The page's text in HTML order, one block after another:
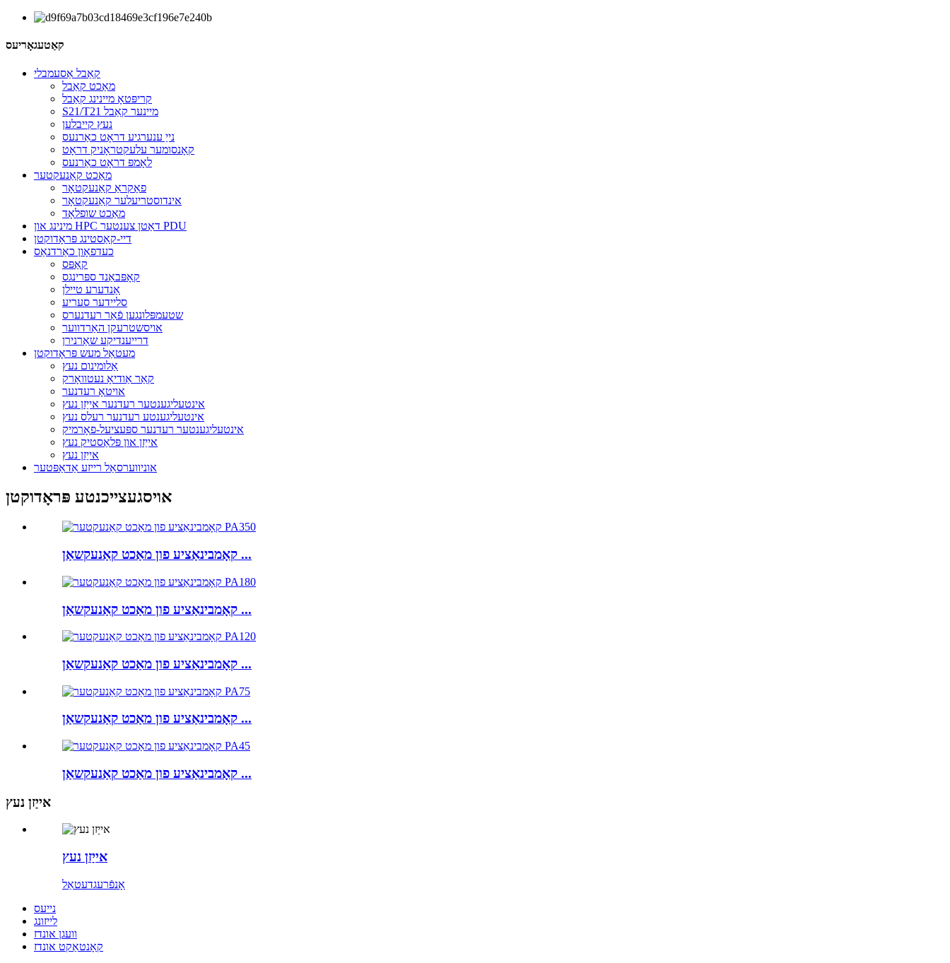
קאַטעגאָריעס
קאַבל אַסעמבלי
מאַכט קאַבל
קריפּטאָ מיינינג קאַבל
S21/T21 מיינער קאַבל
נעץ קייבלען
נייַ ענערגיע דראָט כאַרנעס
קאָנסומער עלעקטראָניק דראָט
לאָמפּ דראָט כאַרנעס
מאַכט קאַנעקטער
פאַקראַ קאַנעקטאָר
אינדוסטריעלער קאַנעקטאָר
מאַכט שופלאָד
מינינג און HPC דאַטן צענטער PDU
דיי-קאַסטינג פּראָדוקטן
כעדפאָון כאַרדנאַס
קאַפּס
קאָפּבאַנד ספּרינגס
אַנדערע טיילן
סליידער סעריע
שטעמפּלונגען פֿאַר רעדנערס
אויסשטרעקן האַרדווער
דרייענדיקע שאַרנירן
מעטאַל מעש פּראָדוקטן
אַלומינום נעץ
קאַר אַודיאָ נעטוואָרק
אויטאָ רעדנער
אינטעליגענטער רעדנער אייַזן נעץ
אינטעליגענטע רעדנער רעלס נעץ
אינטעליגענטער רעדנער ספּעציעל-פאָרמיק
אייַזן און פּלאַסטיק נעץ
אייַזן נעץ
אוניווערסאַל רייזע אַדאַפּטער
אויסגעצייכנטע פּראָדוקטן
קאָמבינאַציע פון ​​מאַכט קאַנעקשאַן ...
קאָמבינאַציע פון ​​מאַכט קאַנעקשאַן ...
קאָמבינאַציע פון ​​מאַכט קאַנעקשאַן ...
קאָמבינאַציע פון ​​מאַכט קאַנעקשאַן ...
קאָמבינאַציע פון ​​מאַכט קאַנעקשאַן ...
אייַזן נעץ
אייַזן נעץ
אָנפֿרעגדעטאַל
נייעס
לייזונג
וועגן אונדז
קאָנטאַקט אונדז